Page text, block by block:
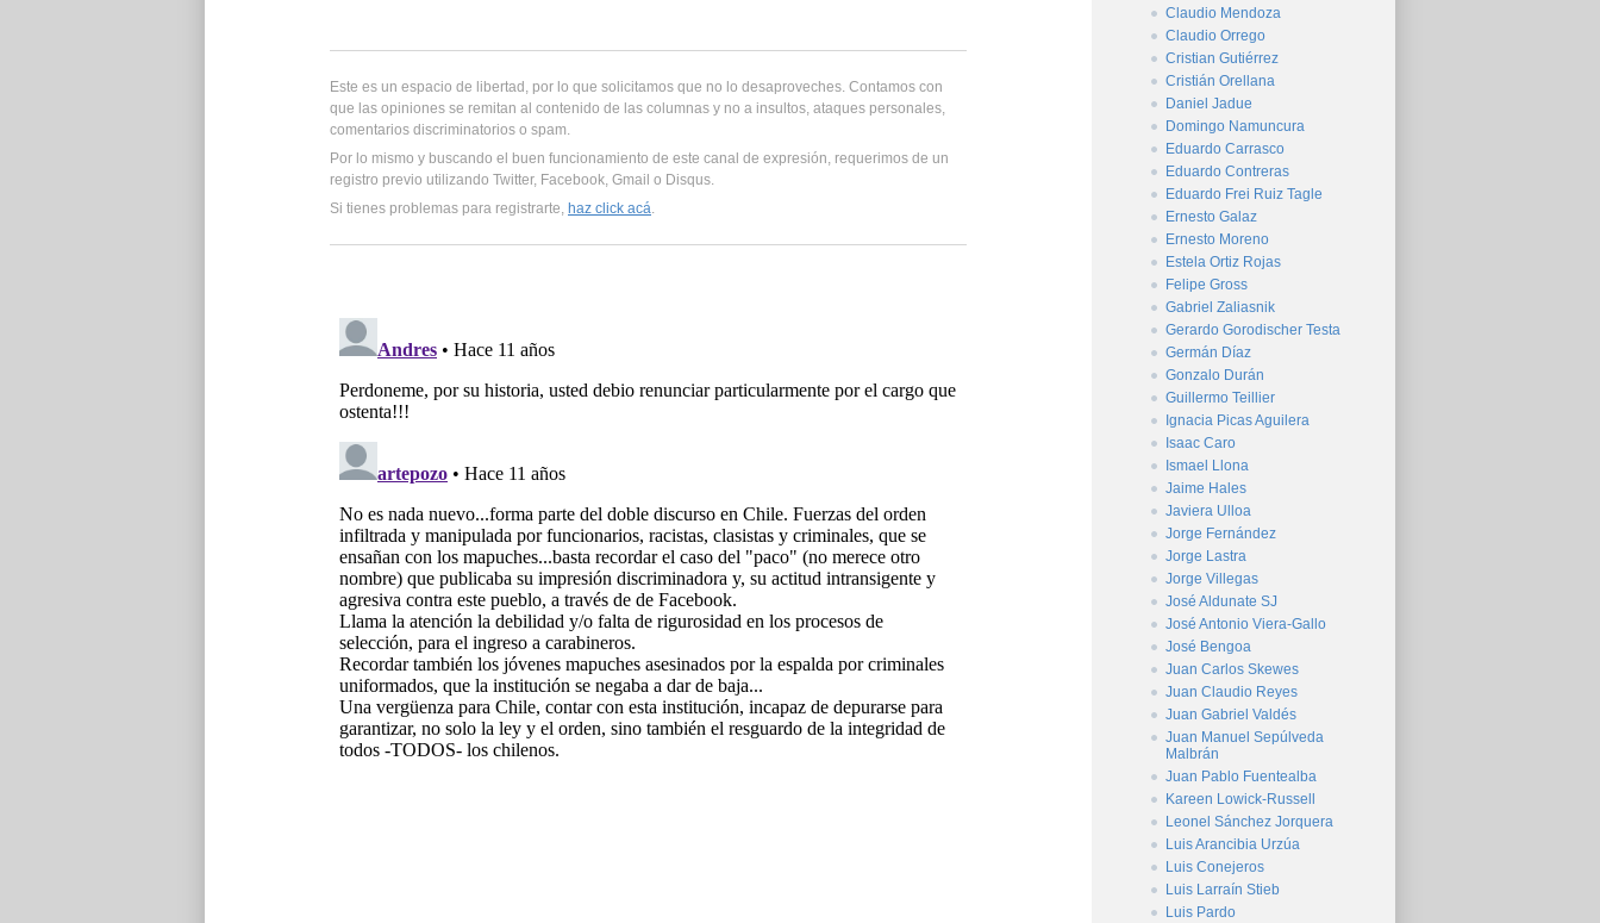
Este es un espacio de libertad, por lo que solicitamos que no lo desaproveches. Contamos con
que las opiniones se remitan al contenido de las columnas y no a insultos, ataques personales,
comentarios discriminatorios o spam.
Por lo mismo y buscando el buen funcionamiento de este canal de expresión, requerimos de un
registro previo utilizando Twitter, Facebook, Gmail o Disqus.
Si tienes problemas para registrarte, haz click acá.
Claudio Mendoza
Claudio Orrego
Cristian Gutiérrez
Cristián Orellana
Daniel Jadue
Domingo Namuncura
Eduardo Carrasco
Eduardo Contreras
Eduardo Frei Ruiz Tagle
Ernesto Galaz
Ernesto Moreno
Estela Ortiz Rojas
Felipe Gross
Gabriel Zaliasnik
Gerardo Gorodischer Testa
Germán Díaz
Gonzalo Durán
Guillermo Teillier
Ignacia Picas Aguilera
Isaac Caro
Ismael Llona
Jaime Hales
Javiera Ulloa
Jorge Fernández
Jorge Lastra
Jorge Villegas
José Aldunate SJ
José Antonio Viera-Gallo
José Bengoa
Juan Carlos Skewes
Juan Claudio Reyes
Juan Gabriel Valdés
Juan Manuel Sepúlveda
Malbrán
Juan Pablo Fuentealba
Kareen Lowick-Russell
Leonel Sánchez Jorquera
Luis Arancibia Urzúa
Luis Conejeros
Luis Larraín Stieb
Luis Pardo